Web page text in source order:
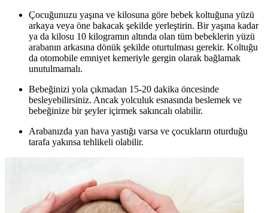
Çocuğunuzu yaşına ve kilosuna göre bebek koltuğuna yüzü
arkaya veya öne bakacak şekilde yerleştirin. Bir yaşına kadar
ya da kilosu 10 kilogramın altında olan tüm bebeklerin yüzü
arabanın arkasına dönük şekilde oturtulması gerekir. Koltuğu
da otomobile emniyet kemeriyle gergin olarak bağlamak
unutulmamalı.
Bebeğinizi yola çıkmadan 15-20 dakika öncesinde
besleyebilirsiniz. Ancak yolculuk esnasında beslemek ve
bebeğinize bir şeyler içirmek sakıncalı olabilir.
Arabanızda yan hava yastığı varsa ve çocukların oturduğu
tarafa yakınsa tehlikeli olabilir.